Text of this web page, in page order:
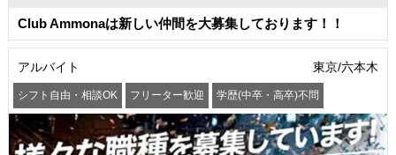
Club Ammonaは新しい仲間を大募集しております！！
アルバイト 東京/六本木
シフト自由・相談OK フリーター歓迎 学歴(中卒・高卒)不問
髪型・髪色自由 交通費支給